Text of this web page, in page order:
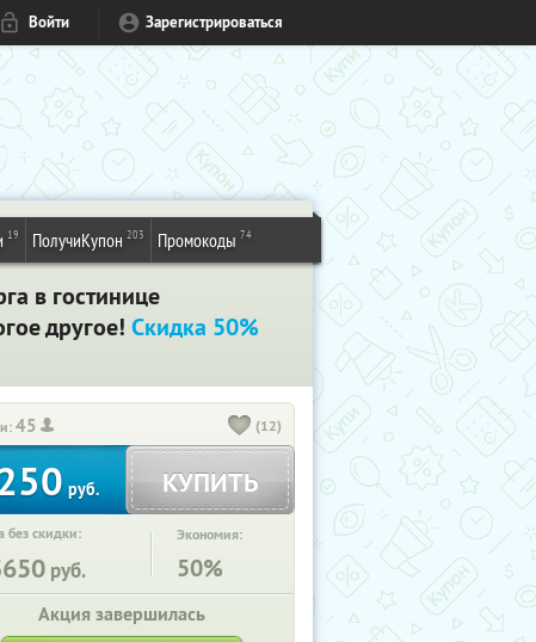
Войти Зарегистрироваться
19 ПолучиКупон 203 Промокоды 74
в гостинице
другое! Скидка 50%
45 (12)
руб. КУПИТЬ
без скидки:
руб.
Экономия:
50%
Акция завершилась